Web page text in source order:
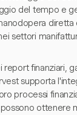
del tempo e
diretta
settori
finanziari,
supporta
processi
ottenere